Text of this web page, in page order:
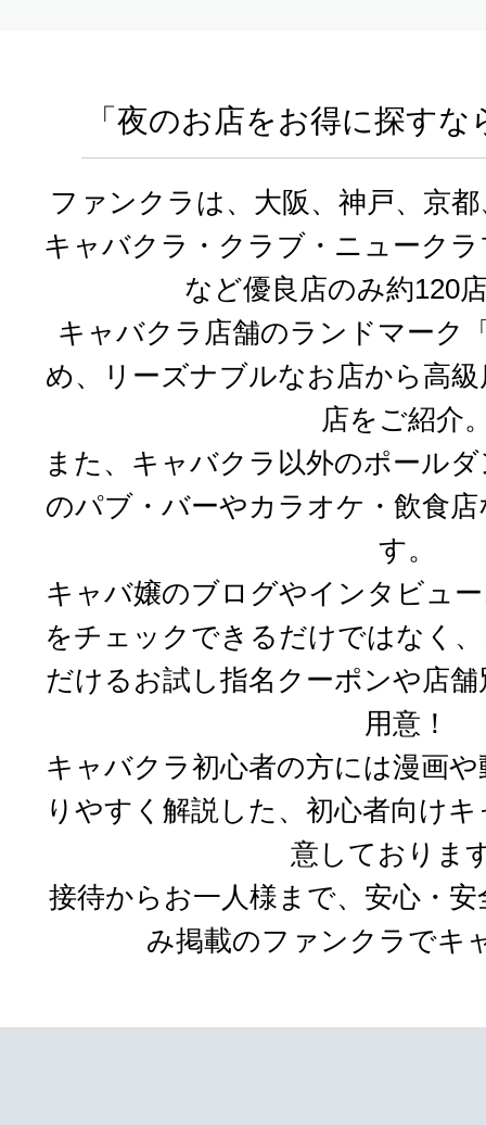
「夜のお店をお得に探す
ファンクラは、大阪、神戸、京
キャバクラ・クラブ・ニューク
など優良店のみ約120
キャバクラ店舗のランドマーク
め、リーズナブルなお店から高
店をご紹介
また、キャバクラ以外のポール
のパブ・バーやカラオケ・飲食
す。
キャバ嬢のブログやインタビュ
をチェックできるだけではなく、
だけるお試し指名クーポンや店
用意！
キャバクラ初心者の方には漫画
りやすく解説した、初心者向け
意しておりま
接待からお一人様まで、安心・
み掲載のファンクラでキ